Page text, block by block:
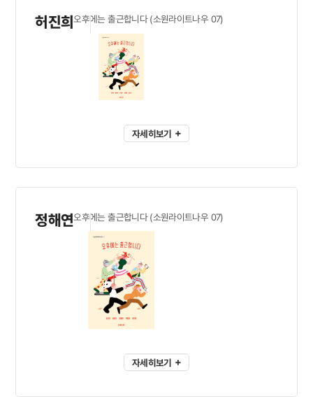
허진희오후에는 출근합니다 (소원라이트나우 07)
자세히보기
정해연오후에는 출근합니다 (소원라이트나우 07)
자세히보기